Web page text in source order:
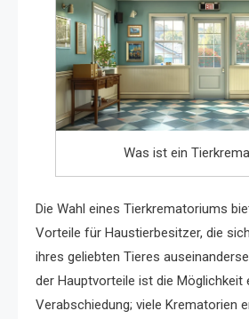
Was ist ein
Die Wahl eines Tierkrematoriums
Vorteile für Haustierbesitzer, die
ihres geliebten Tieres
der Hauptvorteile ist die Möglichkeit
Verabschiedung; viele Krematorien